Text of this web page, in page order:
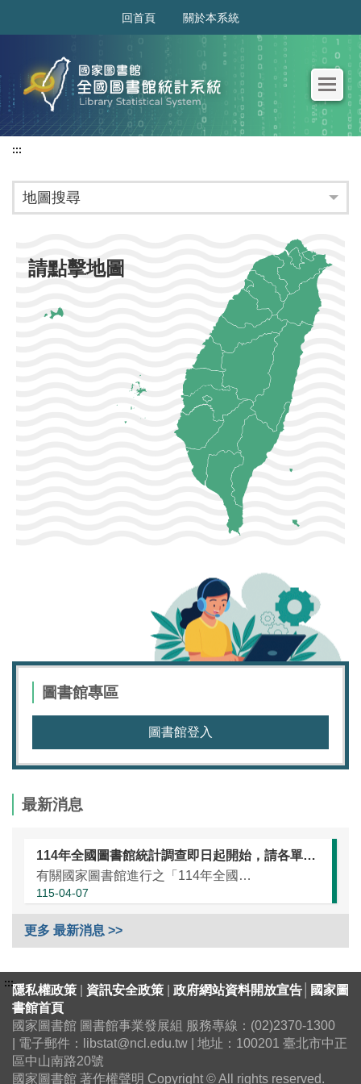
回首頁 關於本系統
:::
地圖搜尋
請點擊地圖
圖書館專區
圖書館登入
最新消息
114年全國圖書館統計調查即日起開始，請各單位協助於本（115）年5月25日前完成統計資訊填報（延長至7月10日）
有關國家圖書館進行之「114年全國圖書館統計」調查，涵蓋全國大專校院圖書館、國民小學圖書館、國民中學圖書館、高級中等學校暨特殊教育學校圖書館，以及專門圖書館，藉由相關統計數據之蒐集，將有助瞭解我國各類...
115-04-07
更多 最新消息 >>
:::隱私權政策 資訊安全政策 政府網站資料開放宣告
國家圖
書館首頁
國家圖書館 圖書館事業發展組 服務專線：(02)2370-1300
| 電子郵件：libstat@ncl.edu.tw | 地址：100201 臺北市中正
區中山南路20號
國家圖書館 著作權聲明 Copyright © All rights reserved.